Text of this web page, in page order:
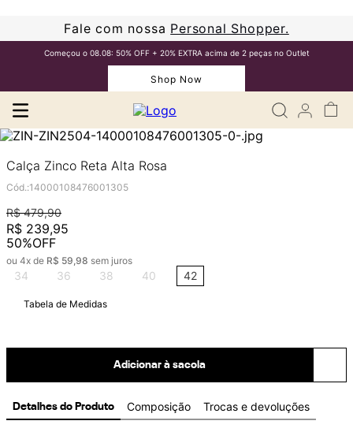
Fale com nossa Personal Shopper.
Começou o 08.08: 50% OFF + 20% EXTRA acima de 2 peças no Outlet
Shop Now
Calça Zinco Reta Alta Rosa
Cód.:14000108476001305
R$ 479,90
R$ 239,95
50%OFF
ou 4x de R$ 59,98 sem juros
34 36 38 40 42
Tabela de Medidas
Adicionar à sacola
Detalhes do Produto Composição Trocas e devoluções